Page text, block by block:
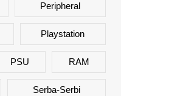
Peripheral
Playstation
PSU RAM
Serba-Serbi